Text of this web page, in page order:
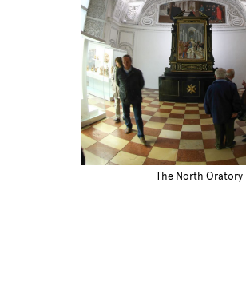
The North Oratory